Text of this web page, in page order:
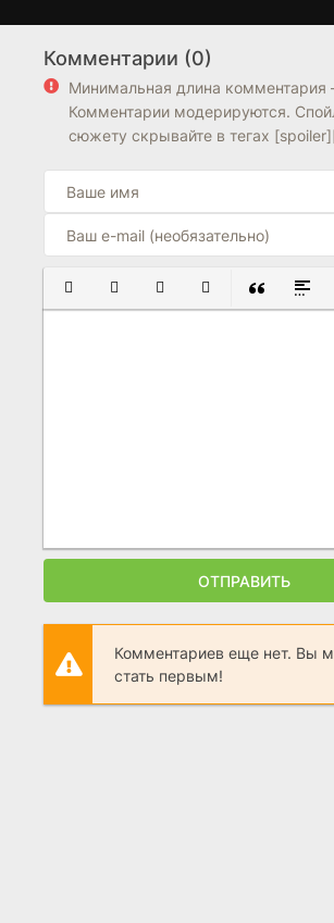
7.4
Комментарии (0)
Минимальная длина комментария
Комментарии модерируются.
сюжету скрывайте в тегах
ПОЛУЖИРНЫЙ
КУРСИВПОДЧЕРКНУТЫЙ
ЗАЧЕРКНУТЫЙ
ВСТАВКА
ОТПРАВИТЬ
Комментариев еще нет. Вы
стать первым!